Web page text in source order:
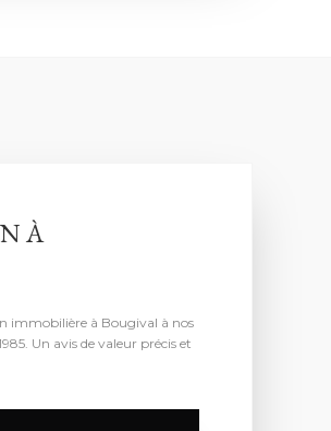
À
immobilière à Bougival à nos
Un avis de valeur précis et